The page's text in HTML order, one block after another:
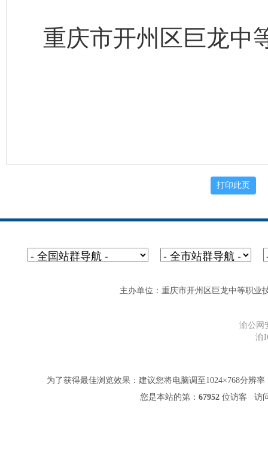
重庆市开州区巨龙中
主办单位：重庆市开州区巨龙中等职业
渝公网
渝
为了获得最佳浏览效果：建议您将电脑调至1024×768分辨
您是本站的第： 67952 位访客 访